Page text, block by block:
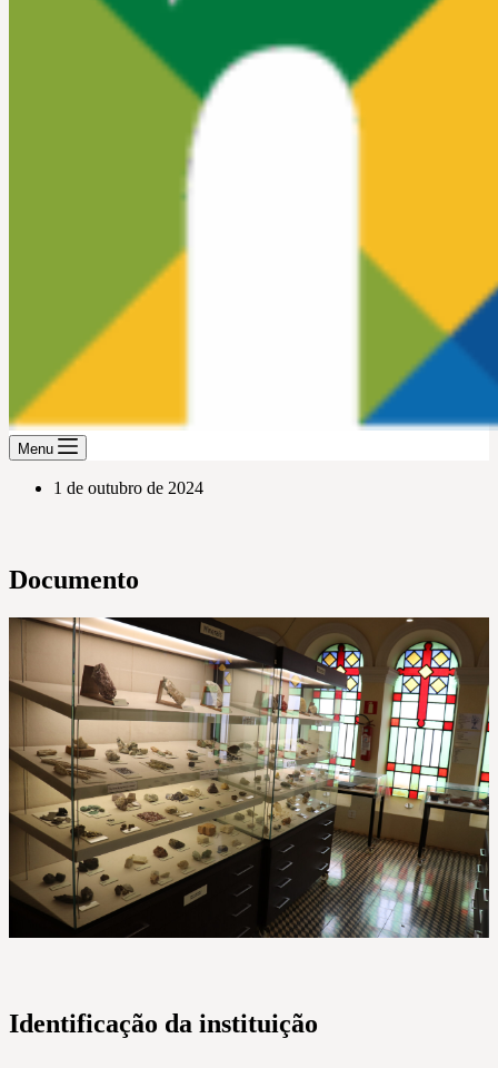
Menu
1 de outubro de 2024
Documento
Identificação da instituição